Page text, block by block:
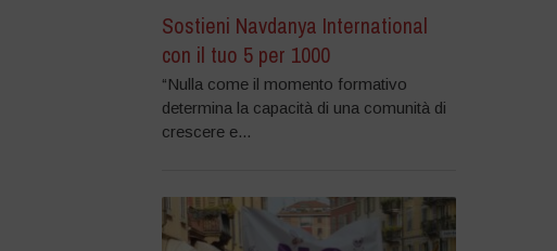
Sostieni Navdanya International
con il tuo 5 per 1000
“Nulla come il momento formativo
determina la capacità di una comunità di
crescere e...